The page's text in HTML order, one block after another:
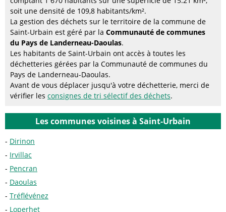
soit une densité de 109,8 habitants/km².
La gestion des déchets sur le territoire de la commune de
Saint-Urbain est géré par la Communauté de communes
du Pays de Landerneau-Daoulas.
Les habitants de Saint-Urbain ont accès à toutes les
déchetteries gérées par la Communauté de communes du
Pays de Landerneau-Daoulas.
Avant de vous déplacer jusqu'à votre déchetterie, merci de
vérifier les consignes de tri sélectif des déchets.
Les communes voisines à Saint-Urbain
Dirinon
Irvillac
Pencran
Daoulas
Tréflévénez
Loperhet